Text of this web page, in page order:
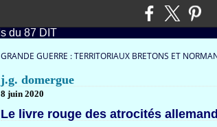
GRANDE GUERRE : TERRITORIAUX BRETONS ET
j.g. domergue
8 juin 2020
Le livre rouge des atrocités